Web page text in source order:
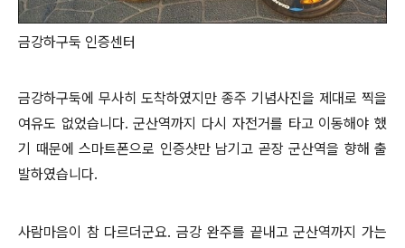
금강하구둑 인증센터
금강하구둑에 무사히 도착하였지만 종주 기념사진을 제대로 찍을
여유도 없었습니다. 군산역까지 다시 자전거를 타고 이동해야 했
기 때문에 스마트폰으로 인증샷만 남기고 곧장 군산역을 향해 출
발하였습니다.
사람마음이 참 다르더군요. 금강 완주를 끝내고 군산역까지 가는